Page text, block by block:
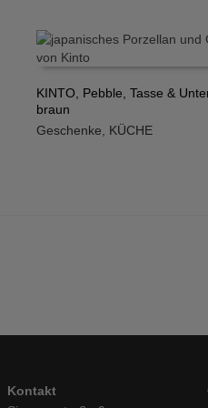
IN DEN WARENKORB
KINTO, Pebble, Tasse &
braun
Geschenke
KÜCHE
Kontakt